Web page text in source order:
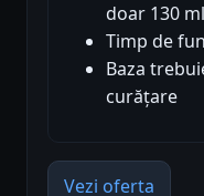
doar 130 ml
Timp de
Baza
curățare
Vezi oferta